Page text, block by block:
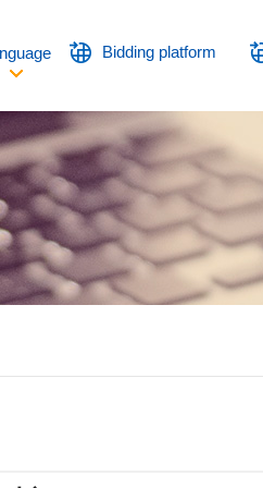
Bidding platform